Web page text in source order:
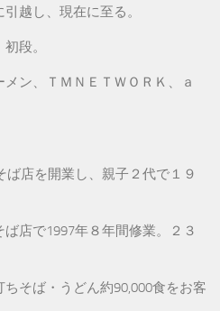
越し、現在に至る。
段。
ン、ＴＭＮＥＴＷＯＲＫ、ａ
ば店を開業し、親子２代で１９
店で1997年８年間修業。２３
ちそば・うどん約90,000食をお客